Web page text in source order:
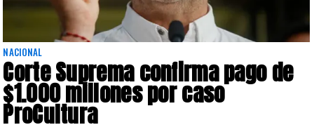
NACIONAL
Corte Suprema confirma pago de
$1.000 millones por caso
ProCultura